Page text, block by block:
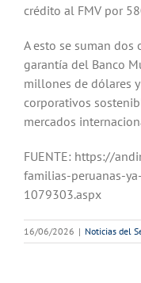
crédito al FMV por
A esto se suman dos
garantía del Banco
millones de dólares
corporativos
mercados
FUENTE: https://
familias-peruanas-
1079303.aspx
16/06/2026 | Noticias del